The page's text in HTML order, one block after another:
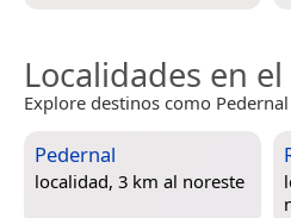
Localidades en el
Explore destinos como
Pedernal
localidad, 3 km al noreste